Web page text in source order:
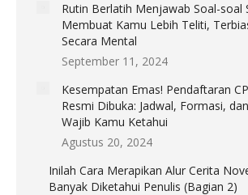
Rutin Berlatih Menjawab Soal-soal
Membuat Kamu Lebih Teliti,
Secara Mental
September 11, 2024
Kesempatan Emas! Pendaftaran
Resmi Dibuka: Jadwal, Formasi,
Wajib Kamu Ketahui
Agustus 20, 2024
Inilah Cara Merapikan Alur Cerita
Banyak Diketahui Penulis (Bagian 2)